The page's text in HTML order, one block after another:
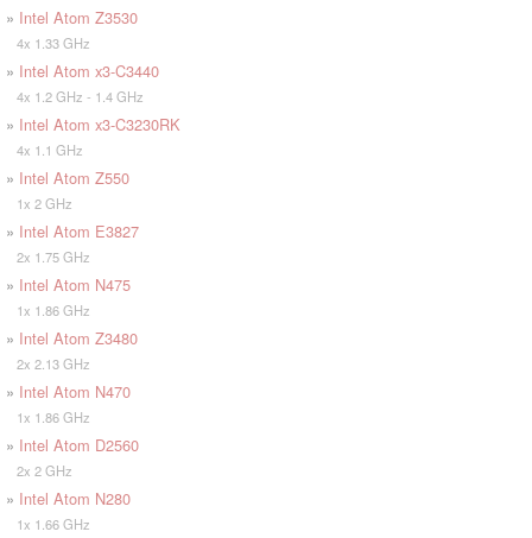
» Intel Atom Z3530
4x 1.33 GHz
» Intel Atom x3-C3440
4x 1.2 GHz - 1.4 GHz
» Intel Atom x3-C3230RK
4x 1.1 GHz
» Intel Atom Z550
1x 2 GHz
» Intel Atom E3827
2x 1.75 GHz
» Intel Atom N475
1x 1.86 GHz
» Intel Atom Z3480
2x 2.13 GHz
» Intel Atom N470
1x 1.86 GHz
» Intel Atom D2560
2x 2 GHz
» Intel Atom N280
1x 1.66 GHz